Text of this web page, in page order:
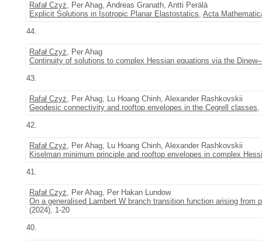
Rafał Czyż, Per Ahag, Andreas Granath, Antti Perälä
Explicit Solutions in Isotropic Planar Elastostatics, Acta
44.
Rafał Czyż, Per Ahag
Continuity of solutions to complex Hessian equations via the
43.
Rafał Czyż, Per Ahag, Lu Hoang Chinh, Alexander Rashkovskii
Geodesic connectivity and rooftop envelopes in the Cegrell classes,
42.
Rafał Czyż, Per Ahag, Lu Hoang Chinh, Alexander Rashkovskii
Kiselman minimum principle and rooftop envelopes in complex
41.
Rafał Czyż, Per Ahag, Per Hakan Lundow
On a generalised Lambert W branch transition function arising from
(2024), 1-20
40.